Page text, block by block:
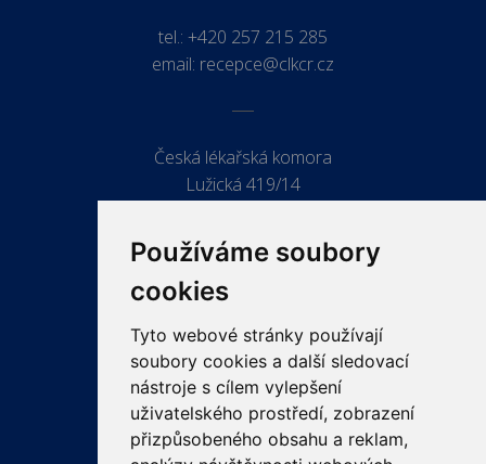
Používáme soubory
cookies
Tyto webové stránky používají
soubory cookies a další sledovací
nástroje s cílem vylepšení
uživatelského prostředí, zobrazení
přizpůsobeného obsahu a reklam,
tel.: +420 257 215 285
email: recepce@clkcr.cz
Česká lékařská komora
Lužická 419/14
ODKAZY
PRO LÉKAŘE
PRO VEŘEJNOST
VZDĚLÁVÁNÍ